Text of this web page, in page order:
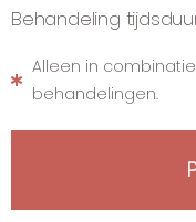
Behandeling
Alleen in
behandelingen.